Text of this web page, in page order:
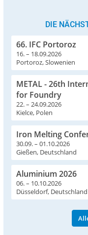
DIE
66. IFC Portoroz
16. – 18.09.2026
Portoroz, Slowenien
METAL - 26th
for Foundry
22. – 24.09.2026
Kielce, Polen
Iron Melting
30.09. – 01.10.2026
Gießen, Deutschland
Aluminium 2026
06. – 10.10.2026
Düsseldorf, Deutschland